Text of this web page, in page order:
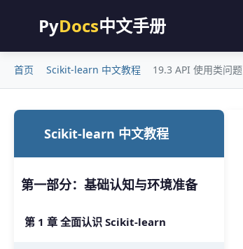
PyDocs中文手册
首页 Scikit-learn 中文教程 19.3 API 使用类问题
Scikit-learn 中文教程
第一部分：基础认知与环境准备
第 1 章 全面认识 Scikit-learn